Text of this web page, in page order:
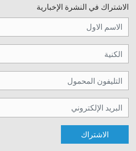
الاشتراك في النشرة الإخبارية
الاشتراك